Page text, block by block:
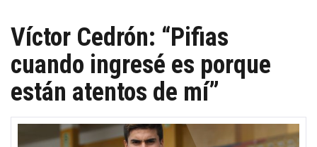
Víctor Cedrón: “Pifias
cuando ingresé es porque
están atentos de mí”